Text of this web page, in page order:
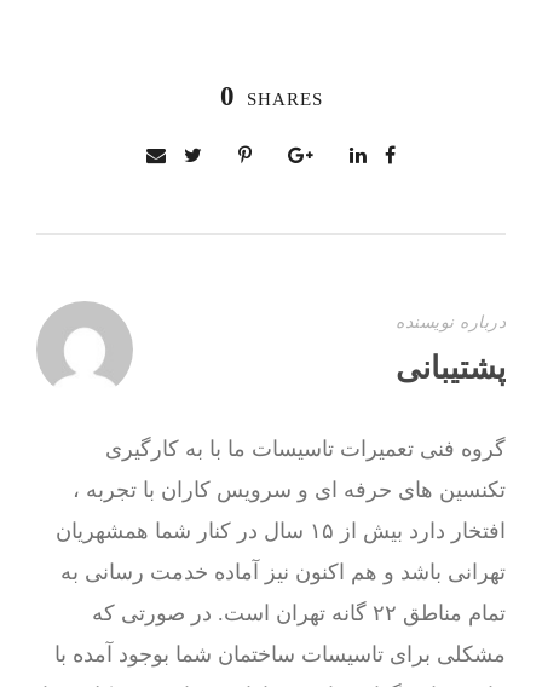
0 SHARES
درباره نویسنده
پشتیبانی
گروه فنی تعمیرات تاسیسات ما با به‌ کارگیری
تکنسین های حرفه ای و سرویس کاران با تجربه ،
افتخار دارد بیش از ۱۵ سال در کنار شما همشهریان
تهرانی باشد و هم اکنون نیز آماده خدمت رسانی به
تمام مناطق ۲۲ گانه تهران است. در صورتی که
مشکلی برای تاسیسات ساختمان شما بوجود آمده با